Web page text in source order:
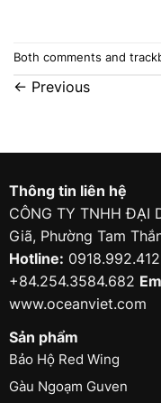
Both comments and
← Previous
Thông tin liên hệ
CÔNG TY TNHH ĐẠI
Giã, Phường Tam
Hotline:
+84.254.3584.682
www.oceanviet.com
Sản phẩm
Bảo Hộ Red Wing
Gàu Ngoạm Guven